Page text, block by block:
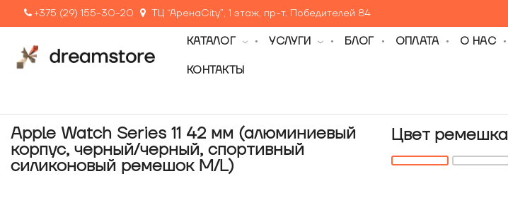
+375 (29) 155-30-20 ТЦ “АренаCity”, 1 этаж, пр-т. Победителей 84
КАТАЛОГ УСЛУГИ БЛОГ ОПЛАТА О НАС
КОНТАКТЫ
Apple Watch Series 11 42 мм (алюминиевый
корпус, черный/черный, спортивный
силиконовый ремешок M/L)
Цвет ремешка